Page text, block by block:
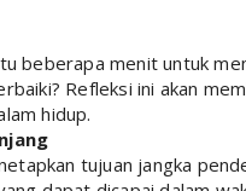
beberapa menit untuk
Refleksi ini akan
hidup.
tujuan jangka